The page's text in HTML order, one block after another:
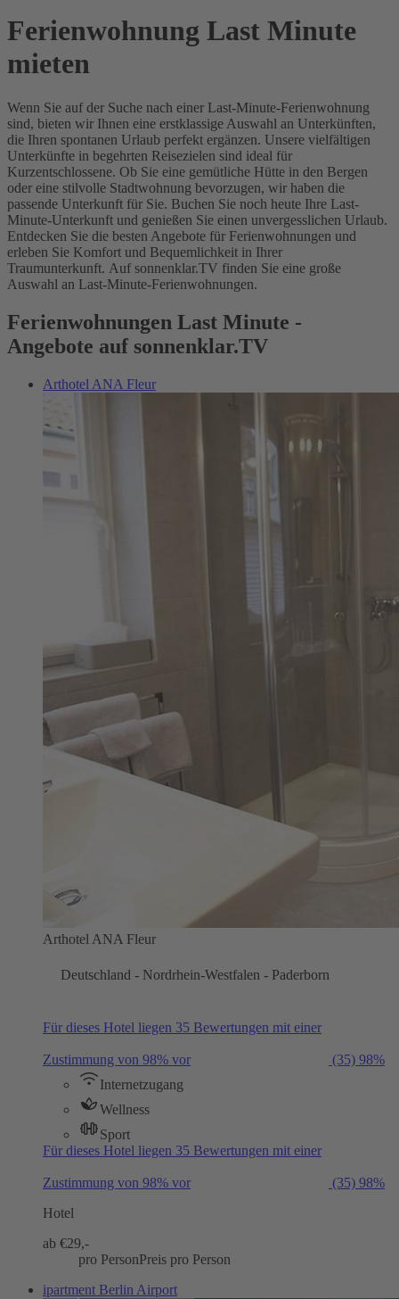
Ferienwohnung Last Minute
mieten
Wenn Sie auf der Suche nach einer Last-Minute-Ferienwohnung
sind, bieten wir Ihnen eine erstklassige Auswahl an Unterkünften,
die Ihren spontanen Urlaub perfekt ergänzen. Unsere vielfältigen
Unterkünfte in begehrten Reisezielen sind ideal für
Kurzentschlossene. Ob Sie eine gemütliche Hütte in den Bergen
oder eine stilvolle Stadtwohnung bevorzugen, wir haben die
passende Unterkunft für Sie. Buchen Sie noch heute Ihre Last-
Minute-Unterkunft und genießen Sie einen unvergesslichen Urlaub.
Entdecken Sie die besten Angebote für Ferienwohnungen und
erleben Sie Komfort und Bequemlichkeit in Ihrer
Traumunterkunft. Auf sonnenklar.TV finden Sie eine große
Auswahl an Last-Minute-Ferienwohnungen.
Ferienwohnungen Last Minute -
Angebote auf sonnenklar.TV
Arthotel ANA Fleur
Arthotel ANA Fleur
Deutschland - Nordrhein-Westfalen - Paderborn
Für dieses Hotel liegen 35 Bewertungen mit einer
Zustimmung von 98% vor (35) 98%
Internetzugang
Wellness
Sport
Für dieses Hotel liegen 35 Bewertungen mit einer
Zustimmung von 98% vor (35) 98%
Hotel
ab €29,-
pro PersonPreis pro Person
ipartment Berlin Airport